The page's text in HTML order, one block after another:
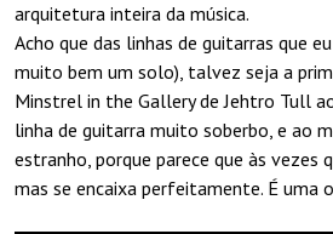
arquitetura inteira da música.
Acho que das linhas de guitarras que
muito bem um solo), talvez seja a
Minstrel in the Gallery de Jehtro Tull
linha de guitarra muito soberbo, e ao
estranho, porque parece que às vezes
mas se encaixa perfeitamente. É uma